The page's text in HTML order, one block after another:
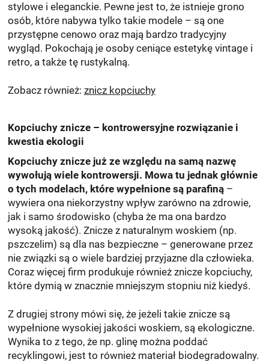
stylowe i eleganckie. Pewne jest to, że istnieje grono
osób, które nabywa tylko takie modele – są one
przystępne cenowo oraz mają bardzo tradycyjny
wygląd. Pokochają je osoby ceniące estetykę vintage i
retro, a także tę rustykalną.
Zobacz również: znicz kopciuchy
Kopciuchy znicze – kontrowersyjne rozwiązanie i
kwestia ekologii
Kopciuchy znicze już ze względu na samą nazwę
wywołują wiele kontrowersji. Mowa tu jednak głównie
o tych modelach, które wypełnione są parafiną –
wywiera ona niekorzystny wpływ zarówno na zdrowie,
jak i samo środowisko (chyba że ma ona bardzo
wysoką jakość). Znicze z naturalnym woskiem (np.
pszczelim) są dla nas bezpieczne – generowane przez
nie związki są o wiele bardziej przyjazne dla człowieka.
Coraz więcej firm produkuje również znicze kopciuchy,
które dymią w znacznie mniejszym stopniu niż kiedyś.
Z drugiej strony mówi się, że jeżeli takie znicze są
wypełnione wysokiej jakości woskiem, są ekologiczne.
Wynika to z tego, że np. glinę można poddać
recyklingowi, jest to również materiał biodegradowalny.